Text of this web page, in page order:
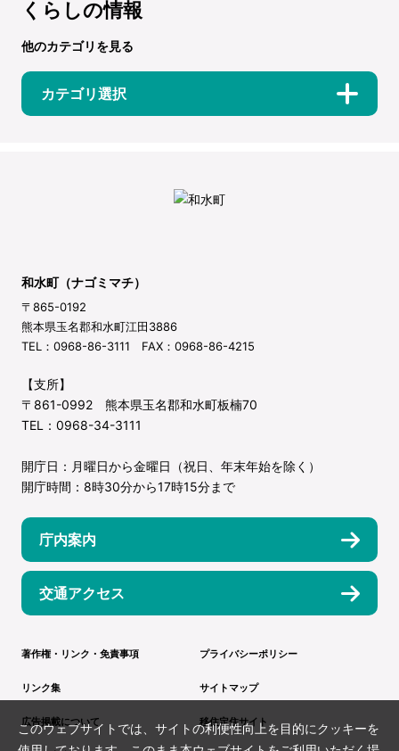
くらしの情報
他のカテゴリを見る
カテゴリ選択
和水町（ナゴミマチ）
〒865-0192
熊本県玉名郡和水町江田3886
TEL：0968-86-3111 FAX：0968-86-4215
【支所】
〒861-0992 熊本県玉名郡和水町板楠70
TEL：0968-34-3111
開庁日：月曜日から金曜日（祝日、年末年始を除く）
開庁時間：8時30分から17時15分まで
庁内案内
交通アクセス
著作権・リンク・免責事項 プライバシーポリシー
リンク集 サイトマップ
広告掲載について 移住定住サイト
このウェブサイトでは、サイトの利便性向上を目的にクッキーを